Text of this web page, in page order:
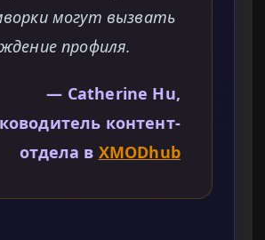
могут вызвать
профиля.
— Catherine Hu,
контент-
отдела в XMODhub